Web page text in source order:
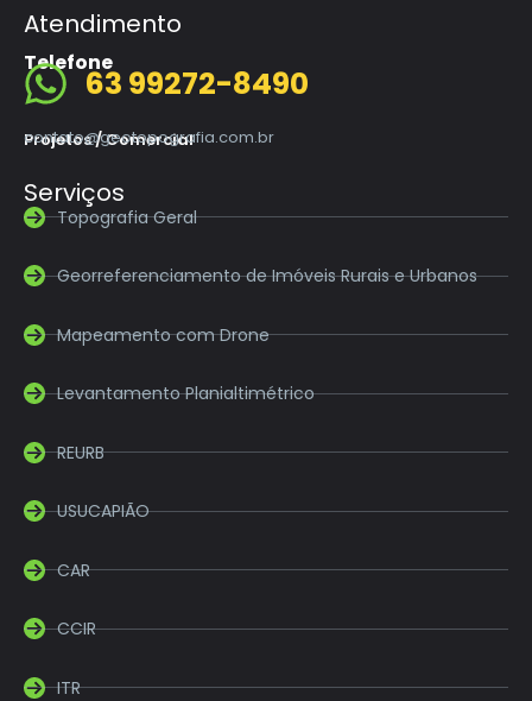
Atendimento
Telefone
63 99272-8490
Projetos / Comercial
contato@geotopografia.com.br
Serviços
Topografia Geral
Georreferenciamento de Imóveis Rurais e Urbanos
Mapeamento com Drone
Levantamento Planialtimétrico
REURB
USUCAPIÃO
CAR
CCIR
ITR